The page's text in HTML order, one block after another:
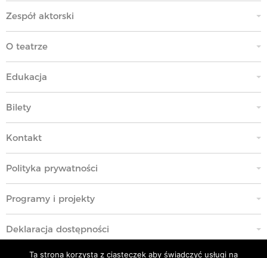
Zespół aktorski
O teatrze
Edukacja
Bilety
Kontakt
Polityka prywatności
Programy i projekty
Deklaracja dostępności
Ta strona korzysta z ciasteczek aby świadczyć usługi na